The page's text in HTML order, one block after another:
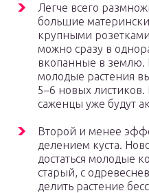
Легче всего
большие
крупными
можно сразу в
вкопанные в землю.
молодые растения
5–6 новых
саженцы уже будут
Второй и менее
делением куста.
достаться молодые
старый, с
делить растение